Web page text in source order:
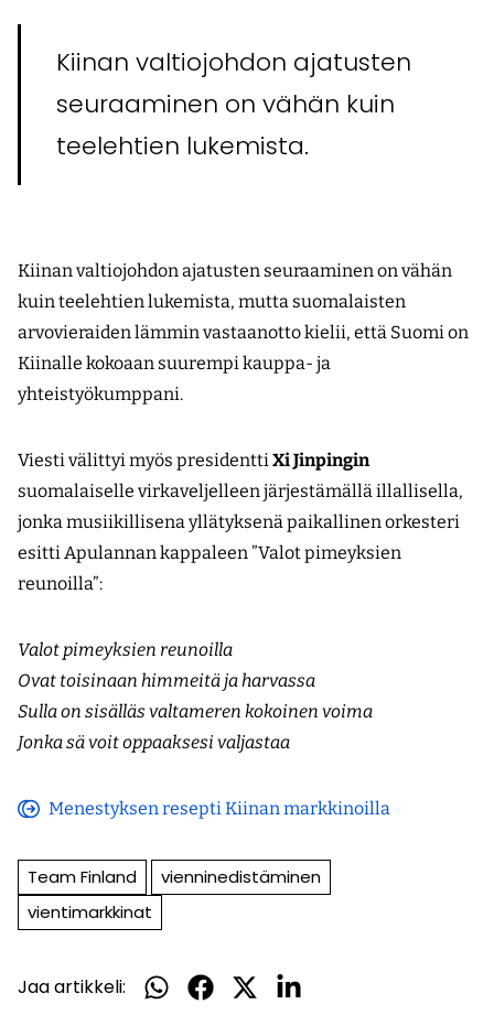
Kiinan valtiojohdon ajatusten
seuraaminen on vähän kuin
teelehtien lukemista.
Kiinan valtiojohdon ajatusten seuraaminen on vähän
kuin teelehtien lukemista, mutta suomalaisten
arvovieraiden lämmin vastaanotto kielii, että Suomi on
Kiinalle kokoaan suurempi kauppa- ja
yhteistyökumppani.
Viesti välittyi myös presidenttiXi Jinpingin
suomalaiselle virkaveljelleen järjestämällä illallisella,
jonka musiikillisena yllätyksenä paikallinen orkesteri
esitti Apulannan kappaleen ”Valot pimeyksien
reunoilla”:
Valot pimeyksien reunoilla
Ovat toisinaan himmeitä ja harvassa
Sulla on sisälläs valtameren kokoinen voima
Jonka sä voit oppaaksesi valjastaa
Menestyksen resepti Kiinan markkinoilla
(avautuu
ikkunaan)
Team Finland
vienninedistäminen
vientimarkkinat
Jaa artikkeli:
Jaa
Jaa
Jaa
Jaa